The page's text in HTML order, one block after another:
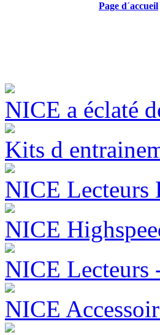
Page d´accueil
NICE a éclaté
Kits d
NICE Lecteurs
NICE
NICE Lecteurs
NICE